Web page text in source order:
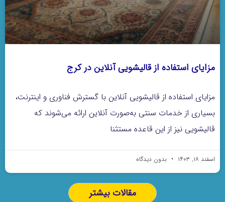
مزایای استفاده از قالیشویی آنلاین در کرج
مزایای استفاده از قالیشویی آنلاین با گسترش فناوری و اینترنت،
بسیاری از خدمات سنتی به‌صورت آنلاین ارائه می‌شوند که
قالیشویی نیز از این قاعده مستثنا
اسفند ۱۸, ۱۴۰۳ بدون دیدگاه
مقالات بیشتر